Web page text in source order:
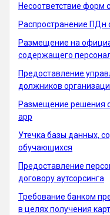
Несоответствие форм
Распространение ПДн
Размещение на
содержащего
Предоставление
должников
Размещение решения
app
Утечка базы данных,
обучающихся
Предоставление
договору аутсорсинга
Требование банком
в целях получения